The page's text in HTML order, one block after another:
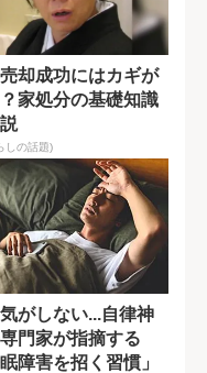
却成功にはカギが
家処分の基礎知識
しの話題)
がしない...自律神
門家が指摘する
眠障害を招く習慣」